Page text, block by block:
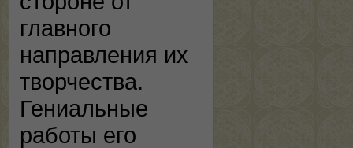
главного
направления их
творчества.
Гениальные
работы его